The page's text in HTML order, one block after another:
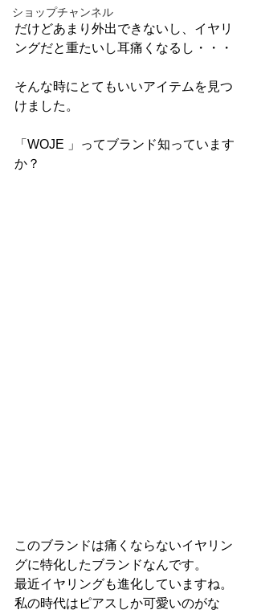
ショップチャンネル
だけどあまり外出できないし、イヤリ
ングだと重たいし耳痛くなるし・・・
そんな時にとてもいいアイテムを見つ
けました。
「WOJE 」ってブランド知っています
か？
このブランドは痛くならないイヤリン
グに特化したブランドなんです。
最近イヤリングも進化していますね。
私の時代はピアスしか可愛いのがな